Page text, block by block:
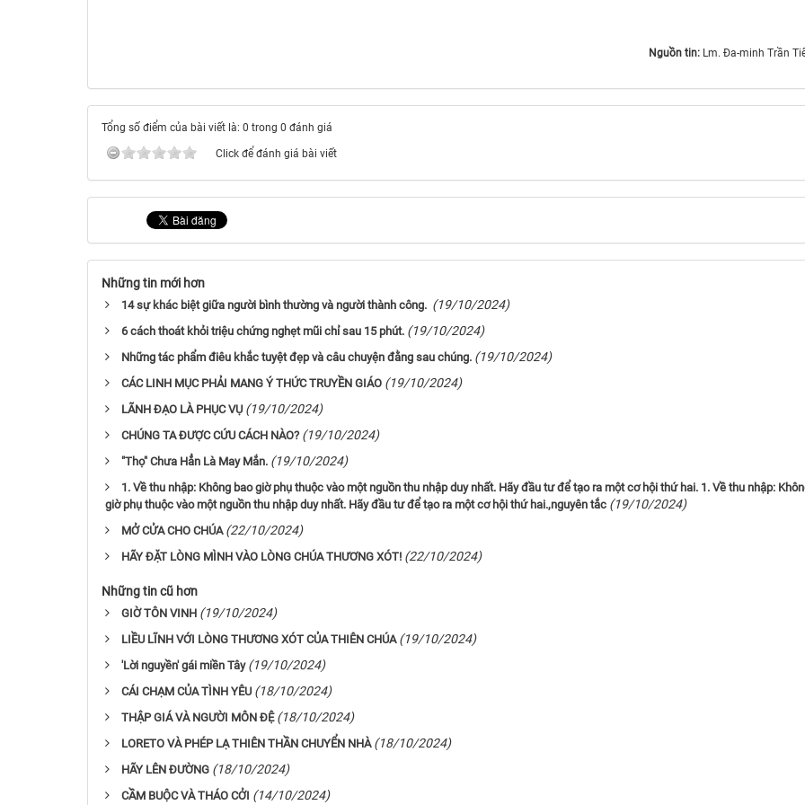
Nguồn tin: Lm. Đa-minh Trần
Tổng số điểm của bài viết là: 0 trong 0 đánh giá
Click để đánh giá bài viết
Những tin mới hơn
14 sự khác biệt giữa người bình thường và người thành công. (19/10/2024)
6 cách thoát khỏi triệu chứng nghẹt mũi chỉ sau 15 phút. (19/10/2024)
Những tác phẩm điêu khắc tuyệt đẹp và câu chuyện đằng sau chúng. (19/10/2024)
CÁC LINH MỤC PHẢI MANG Ý THỨC TRUYỀN GIÁO (19/10/2024)
LÃNH ĐẠO LÀ PHỤC VỤ (19/10/2024)
CHÚNG TA ĐƯỢC CỨU CÁCH NÀO? (19/10/2024)
"Thọ" Chưa Hẳn Là May Mắn. (19/10/2024)
1. Về thu nhập: Không bao giờ phụ thuộc vào một nguồn thu nhập duy nhất. Hãy đầu tư để tạo ra một cơ hội thứ hai. 1. Về thu nhập:
giờ phụ thuộc vào một nguồn thu nhập duy nhất. Hãy đầu tư để tạo ra một cơ hội thứ hai.,nguyên tắc (19/10/2024)
MỞ CỬA CHO CHÚA (22/10/2024)
HÃY ĐẶT LÒNG MÌNH VÀO LÒNG CHÚA THƯƠNG XÓT! (22/10/2024)
Những tin cũ hơn
GIỜ TÔN VINH (19/10/2024)
LIỀU LĨNH VỚI LÒNG THƯƠNG XÓT CỦA THIÊN CHÚA (19/10/2024)
'Lời nguyền' gái miền Tây (19/10/2024)
CÁI CHẠM CỦA TÌNH YÊU (18/10/2024)
THẬP GIÁ VÀ NGƯỜI MÔN ĐỆ (18/10/2024)
LORETO VÀ PHÉP LẠ THIÊN THẦN CHUYỂN NHÀ (18/10/2024)
HÃY LÊN ĐƯỜNG (18/10/2024)
CẦM BUỘC VÀ THÁO CỞI (14/10/2024)